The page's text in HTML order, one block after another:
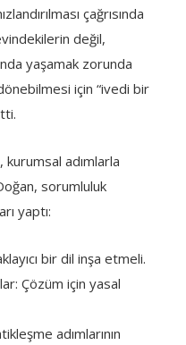
çağrısında
değil,
yaşamak zorunda
için “ivedi bir
adımlarla
sorumluluk
yaptı:
bir dil inşa etmeli.
Çözüm için yasal
adımlarının